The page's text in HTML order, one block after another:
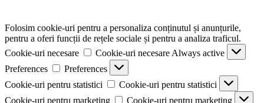
Folosim cookie-uri pentru a personaliza conținutul și anunțurile,
pentru a oferi funcții de rețele sociale și pentru a analiza traficul.
Cookie-uri necesare
Cookie-uri necesare Always active
Preferences
Preferences
Cookie-uri pentru statistici
Cookie-uri pentru statistici
Cookie-uri pentru marketing
Cookie-uri pentru marketing